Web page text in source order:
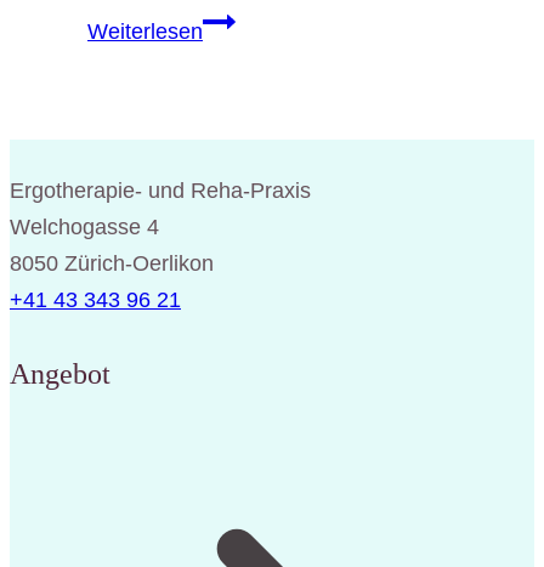
WeiterlesenRehaZürich
Ergotherapie- und Reha-Praxis
Welchogasse 4
8050 Zürich-Oerlikon
+41 43 343 96 21
Angebot